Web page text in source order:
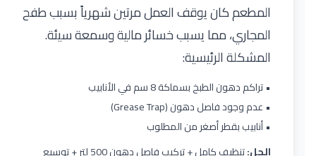
المطعم كان يوقف العمل مرتين شهرياً بسبب طفح
المجاري، مما يسبب خسائر مالية وسمعة سيئة.
المشكلة الرئيسية:
• تراكم دهون الطبخ بسماكة 8 سم في الأنابيب
• عدم وجود فاصل دهون (Grease Trap)
• أنابيب بقطر أصغر من المطلوب
الحل:
تنظيف كامل + تركيب فاصل دهون 500 لتر + توسيع